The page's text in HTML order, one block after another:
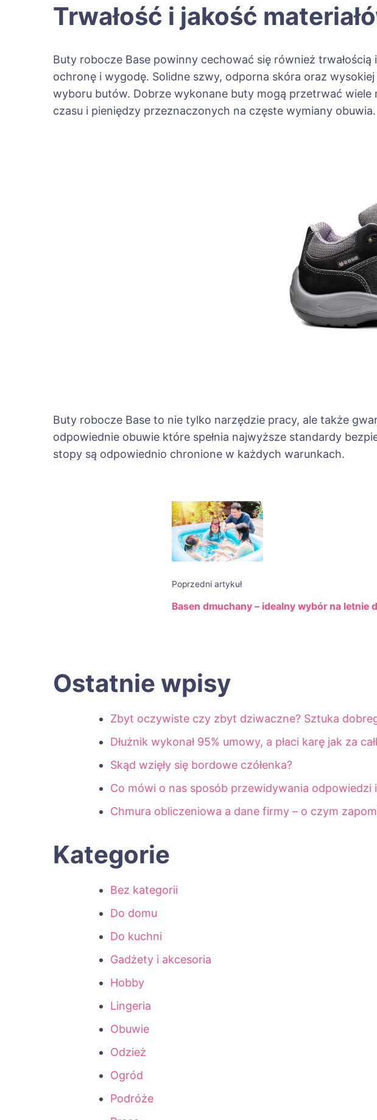
Trwałość i jakość
Buty robocze Base powinny cechować się również
ochronę i wygodę. Solidne szwy, odporna skóra oraz
wyboru butów. Dobrze wykonane buty mogą przetrwać wiele
czasu i pieniędzy przeznaczonych na częste wymiany obuwia.
Buty robocze Base to nie tylko narzędzie pracy, ale także
odpowiednie obuwie które spełnia najwyższe standardy
stopy są odpowiednio chronione w każdych warunkach.
Nawigacja
wpisu
Poprzedni artykuł
Basen dmuchany – idealny wybór na letnie
Ostatnie wpisy
Zbyt oczywiste czy zbyt dziwaczne? Sztuka
Dłużnik wykonał 95% umowy, a płaci karę jak za
Skąd wzięły się bordowe czółenka?
Co mówi o nas sposób przewidywania odpowiedzi
Chmura obliczeniowa a dane firmy – o czym
Kategorie
Bez kategorii
Do domu
Do kuchni
Gadżety i akcesoria
Hobby
Lingeria
Obuwie
Odzież
Ogród
Podróże